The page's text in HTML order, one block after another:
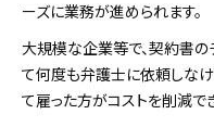
ーズに業務が進められます。
大規模な企業等で、契約書の
て何度も弁護士に依頼しな
て雇った方がコストを削減で